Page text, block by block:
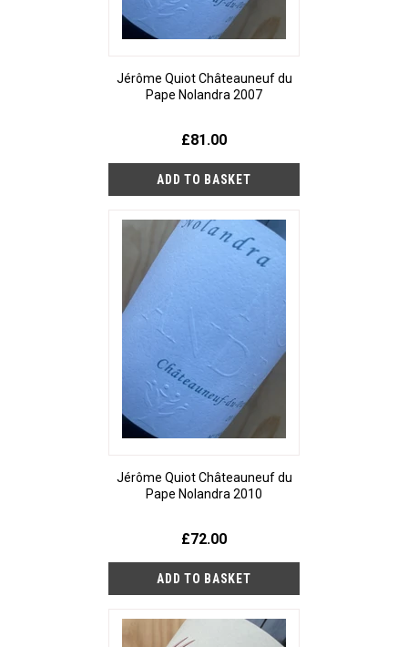
Jérôme Quiot Châteauneuf du
Pape Nolandra 2007
£81.00
Jérôme Quiot Châteauneuf du
Pape Nolandra 2010
£72.00